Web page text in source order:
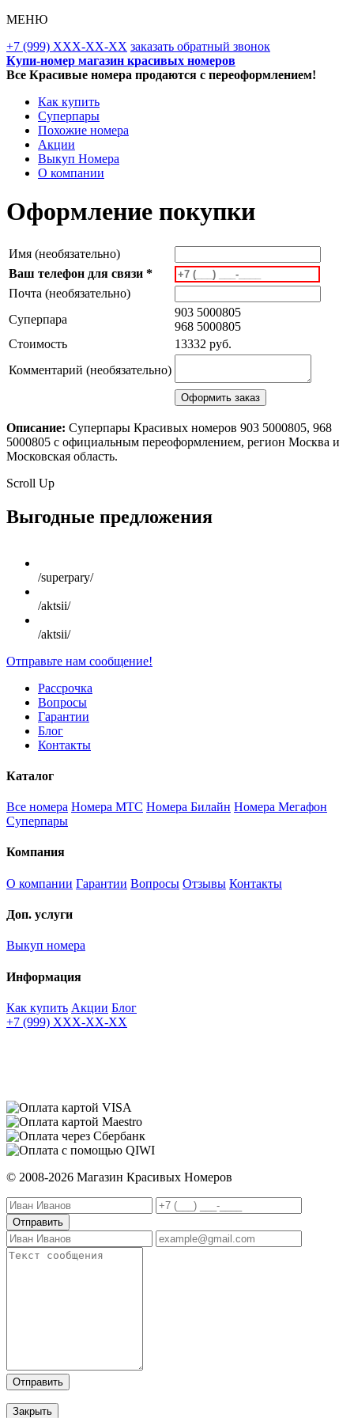
МЕНЮ
+7 (999) XXX-XX-XX заказать обратный звонок
Купи-номер магазин красивых номеров
Все Красивые номера продаются с переоформлением!
Как купить
Суперпары
Похожие номера
Акции
Выкуп Номера
О компании
Оформление покупки
Имя (необязательно)
Ваш телефон для связи *
Почта (необязательно)
Суперпара
903 5000805
968 5000805
Стоимость
13332 руб.
Комментарий (необязательно)
Описание: Суперпары Красивых номеров 903 5000805, 968
5000805 с официальным переоформлением, регион Москва и
Московская область.
Scroll Up
Выгодные предложения
/superpary/
/aktsii/
/aktsii/
Отправьте нам сообщение!
Рассрочка
Вопросы
Гарантии
Блог
Контакты
Каталог
Все номера Номера МТС Номера Билайн Номера Мегафон
Суперпары
Компания
О компании Гарантии Вопросы Отзывы Контакты
Доп. услуги
Выкуп номера
Информация
Как купить Акции Блог
+7 (999) XXX-XX-XX
© 2008-2026 Магазин Красивых Номеров
Отправить
Закрыть